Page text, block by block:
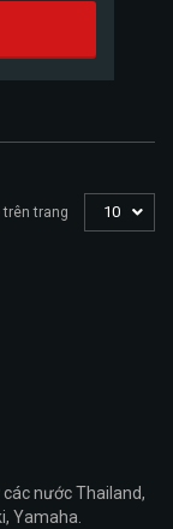
trên trang 10
nước Thailand,
Yamaha.